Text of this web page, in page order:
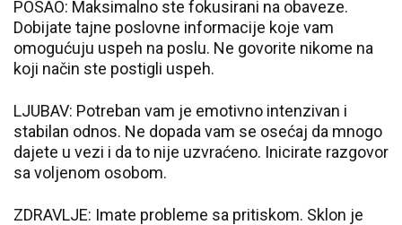
POSAO: Maksimalno ste fokusirani na obaveze.
Dobijate tajne poslovne informacije koje vam
omogućuju uspeh na poslu. Ne govorite nikome na
koji način ste postigli uspeh.
LJUBAV: Potreban vam je emotivno intenzivan i
stabilan odnos. Ne dopada vam se osećaj da mnogo
dajete u vezi i da to nije uzvraćeno. Inicirate razgovor
sa voljenom osobom.
ZDRAVLJE: Imate probleme sa pritiskom. Sklon je